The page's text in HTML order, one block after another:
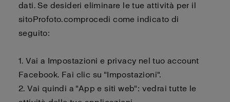
dati. Se desideri eliminare le tue attività per il
sitoProfoto.comprocedi come indicato di
seguito:
1. Vai a Impostazioni e privacy nel tuo account
Facebook. Fai clic su "Impostazioni".
2.Vai quindi a "App e siti web": vedrai tutte le